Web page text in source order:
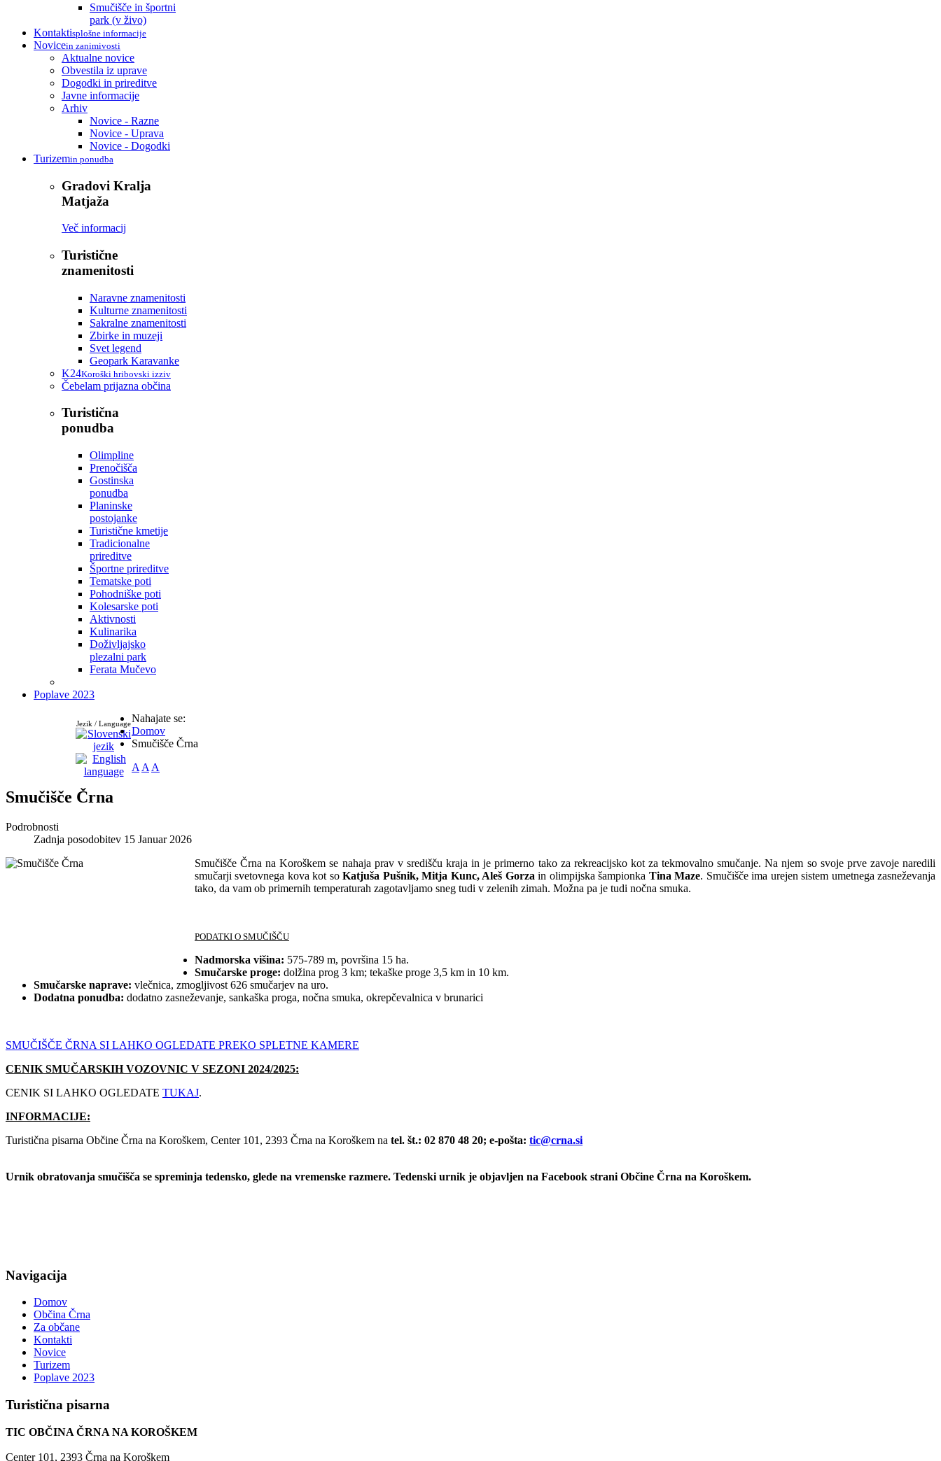
Smučišče in športni
park (v živo)
Kontaktisplošne informacije
Novicein zanimivosti
Aktualne novice
Obvestila iz uprave
Dogodki in prireditve
Javne informacije
Arhiv
Novice - Razne
Novice - Uprava
Novice - Dogodki
Turizemin ponudba
Gradovi Kralja
Matjaža
Več informacij
Turistične
znamenitosti
Naravne znamenitosti
Kulturne znamenitosti
Sakralne znamenitosti
Zbirke in muzeji
Svet legend
Geopark Karavanke
K24Koroški hribovski izziv
Čebelam prijazna občina
Turistična
ponudba
Olimpline
Prenočišča
Gostinska
ponudba
Planinske
postojanke
Turistične kmetije
Tradicionalne
prireditve
Športne prireditve
Tematske poti
Pohodniške poti
Kolesarske poti
Aktivnosti
Kulinarika
Doživljajsko
plezalni park
Ferata Mučevo
Poplave 2023
Jezik / LanguageNahajate se:
Domov
Smučišče Črna
A A A
Smučišče Črna
Podrobnosti
Zadnja posodobitev 15 Januar 2026
Smučišče Črna na Koroškem se nahaja prav v središču kraja in je primerno tako za rekreacijsko kot za tekmovalno smučanje. Na njem so svoje prve zavoje naredili
smučarji svetovnega kova kot soKatjuša Pušnik, Mitja Kunc, Aleš Gorza in olimpijska šampionka Tina Maze. Smučišče ima urejen sistem umetnega zasneževanja
tako, da vam ob primernih temperaturah zagotavljamo sneg tudi v zelenih zimah. Možna pa je tudi nočna smuka.
PODATKI O SMUČIŠČU
Nadmorska višina: 575-789 m, površina 15 ha.
Smučarske proge: dolžina prog 3 km; tekaške proge 3,5 km in 10 km.
Smučarske naprave: vlečnica, zmogljivost 626 smučarjev na uro.
Dodatna ponudba: dodatno zasneževanje, sankaška proga, nočna smuka, okrepčevalnica v brunarici
SMUČIŠČE ČRNA SI LAHKO OGLEDATE PREKO SPLETNE KAMERE
CENIK SMUČARSKIH VOZOVNIC V SEZONI 2024/2025:
CENIK SI LAHKO OGLEDATE TUKAJ.
INFORMACIJE:
Turistična pisarna Občine Črna na Koroškem, Center 101, 2393 Črna na Koroškem na tel. št.: 02 870 48 20; e-pošta: tic@crna.si
Urnik obratovanja smučišča se spreminja tedensko, glede na vremenske razmere. Tedenski urnik je objavljen na Facebook strani Občine Črna na Koroškem.
Navigacija
Domov
Občina Črna
Za občane
Kontakti
Novice
Turizem
Poplave 2023
Turistična pisarna
TIC OBČINA ČRNA NA KOROŠKEM
Center 101, 2393 Črna na Koroškem